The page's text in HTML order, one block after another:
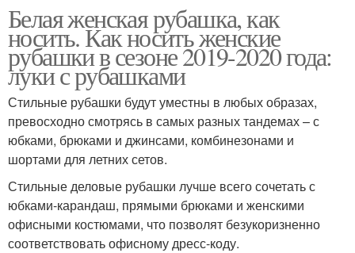
Белая женская рубашка, как
носить. Как носить женские
рубашки в сезоне 2019-2020 года:
луки с рубашками
Стильные рубашки будут уместны в любых образах,
превосходно смотрясь в самых разных тандемах – с
юбками, брюками и джинсами, комбинезонами и
шортами для летних сетов.
Стильные деловые рубашки лучше всего сочетать с
юбками-карандаш, прямыми брюками и женскими
офисными костюмами, что позволят безукоризненно
соответствовать офисному дресс-коду.